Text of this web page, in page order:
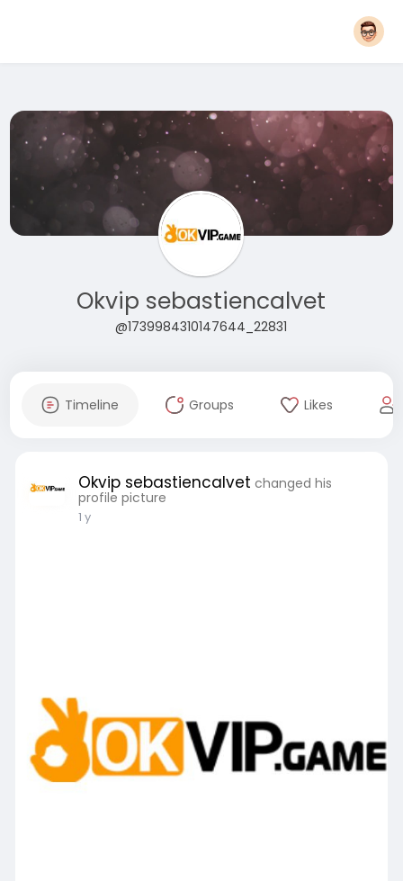
Okvip sebastiencalvet
@1739984310147644_22831
Timeline Groups Likes
Okvip sebastiencalvet changed his
profile picture
1 y